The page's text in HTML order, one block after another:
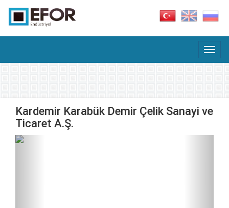
Kardemir Karabük Demir Çelik Sanayi ve
Ticaret A.Ş.